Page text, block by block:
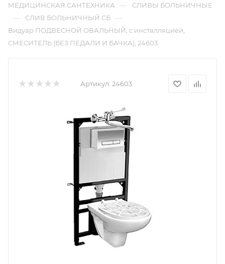
МЕДИЦИНСКАЯ САНТЕХНИКА — СЛИВЫ БОЛЬНИЧНЫЕ
— СЛИВ БОЛЬНИЧНЫЙ СБ —
Видуар ПОДВЕСНОЙ ОВАЛЬНЫЙ, с инсталляцией,
СМЕСИТЕЛЬ (БЕЗ ПЕДАЛИ И БАЧКА), 24603
Артикул: 24603